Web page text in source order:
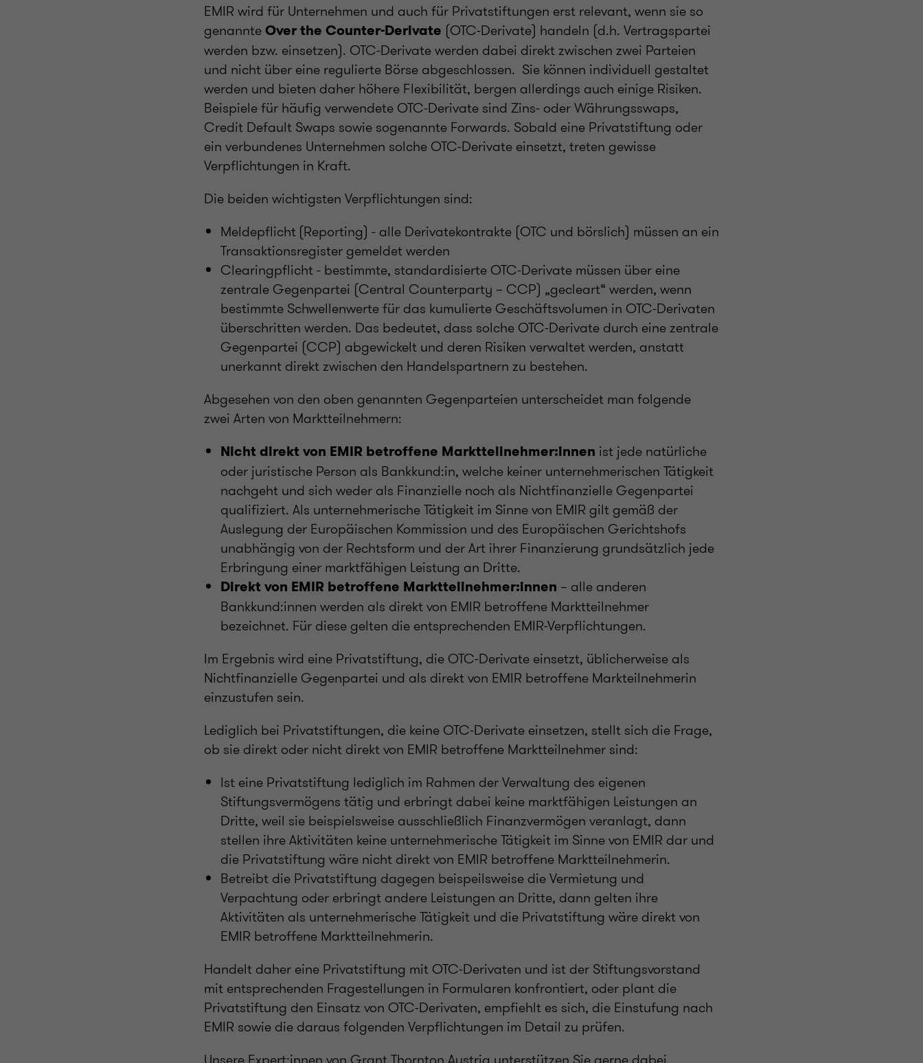
EMIR wird für Unternehmen und auch für Privatstiftungen erst relevant, wenn sie so
genannteOver the Counter-Derivate (OTC-Derivate) handeln (d.h. Vertragspartei
werden bzw. einsetzen). OTC-Derivate werden dabei direkt zwischen zwei Parteien
und nicht über eine regulierte Börse abgeschlossen. Sie können individuell gestaltet
werden und bieten daher höhere Flexibilität, bergen allerdings auch einige Risiken.
Beispiele für häufig verwendete OTC-Derivate sind Zins- oder Währungsswaps,
Credit Default Swaps sowie sogenannte Forwards. Sobald eine Privatstiftung oder
ein verbundenes Unternehmen solche OTC-Derivate einsetzt, treten gewisse
Verpflichtungen in Kraft.
Die beiden wichtigsten Verpflichtungen sind:
Meldepflicht (Reporting) - alle Derivatekontrakte (OTC und börslich) müssen an ein
Transaktionsregister gemeldet werden
Clearingpflicht - bestimmte, standardisierte OTC-Derivate müssen über eine
zentrale Gegenpartei (Central Counterparty – CCP) „gecleart“ werden, wenn
bestimmte Schwellenwerte für das kumulierte Geschäftsvolumen in OTC-Derivaten
überschritten werden. Das bedeutet, dass solche OTC-Derivate durch eine zentrale
Gegenpartei (CCP) abgewickelt und deren Risiken verwaltet werden, anstatt
unerkannt direkt zwischen den Handelspartnern zu bestehen.
Abgesehen von den oben genannten Gegenparteien unterscheidet man folgende
zwei Arten von Marktteilnehmern:
Nicht direkt von EMIR betroffene Marktteilnehmer:innen ist jede natürliche
oder juristische Person als Bankkund:in, welche keiner unternehmerischen Tätigkeit
nachgeht und sich weder als Finanzielle noch als Nichtfinanzielle Gegenpartei
qualifiziert. Als unternehmerische Tätigkeit im Sinne von EMIR gilt gemäß der
Auslegung der Europäischen Kommission und des Europäischen Gerichtshofs
unabhängig von der Rechtsform und der Art ihrer Finanzierung grundsätzlich jede
Erbringung einer marktfähigen Leistung an Dritte.
Direkt von EMIR betroffene Marktteilnehmer:innen – alle anderen
Bankkund:innen werden als direkt von EMIR betroffene Marktteilnehmer
bezeichnet. Für diese gelten die entsprechenden EMIR-Verpflichtungen.
Im Ergebnis wird eine Privatstiftung, die OTC-Derivate einsetzt, üblicherweise als
Nichtfinanzielle Gegenpartei und als direkt von EMIR betroffene Markteilnehmerin
einzustufen sein.
Lediglich bei Privatstiftungen, die keine OTC-Derivate einsetzen, stellt sich die Frage,
ob sie direkt oder nicht direkt von EMIR betroffene Marktteilnehmer sind:
Ist eine Privatstiftung lediglich im Rahmen der Verwaltung des eigenen
Stiftungsvermögens tätig und erbringt dabei keine marktfähigen Leistungen an
Dritte, weil sie beispielsweise ausschließlich Finanzvermögen veranlagt, dann
stellen ihre Aktivitäten keine unternehmerische Tätigkeit im Sinne von EMIR dar und
die Privatstiftung wäre nicht direkt von EMIR betroffene Marktteilnehmerin.
Betreibt die Privatstiftung dagegen beispeilsweise die Vermietung und
Verpachtung oder erbringt andere Leistungen an Dritte, dann gelten ihre
Aktivitäten als unternehmerische Tätigkeit und die Privatstiftung wäre direkt von
EMIR betroffene Marktteilnehmerin.
Handelt daher eine Privatstiftung mit OTC-Derivaten und ist der Stiftungsvorstand
mit entsprechenden Fragestellungen in Formularen konfrontiert, oder plant die
Privatstiftung den Einsatz von OTC-Derivaten, empfiehlt es sich, die Einstufung nach
EMIR sowie die daraus folgenden Verpflichtungen im Detail zu prüfen.